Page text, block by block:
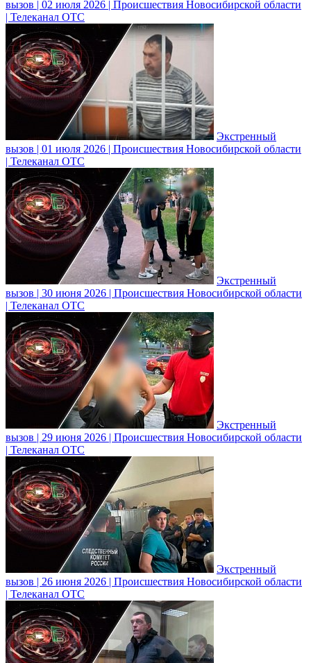
вызов | 02 июля 2026 | Происшествия Новосибирской области
| Телеканал ОТС
Экстренный
вызов | 01 июля 2026 | Происшествия Новосибирской области
| Телеканал ОТС
Экстренный
вызов | 30 июня 2026 | Происшествия Новосибирской области
| Телеканал ОТС
Экстренный
вызов | 29 июня 2026 | Происшествия Новосибирской области
| Телеканал ОТС
Экстренный
вызов | 26 июня 2026 | Происшествия Новосибирской области
| Телеканал ОТС